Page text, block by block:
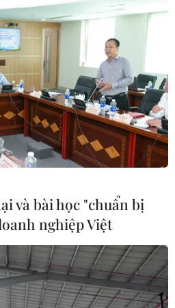
DUẨN
THỊ TÁM, KHÚC THANH
Quy định sử dụng
Hỗ trợ
TTXVN
Quảng cáo
do Bộ Thông tin và Truyền thông
Thị Tám: 093.5958688, Email:
và bài học "chuẩn bị
nghiệp Việt